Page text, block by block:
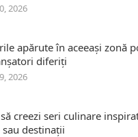
2026
apărute în aceeași zonă
diferiți
2026
creezi seri culinare
destinații